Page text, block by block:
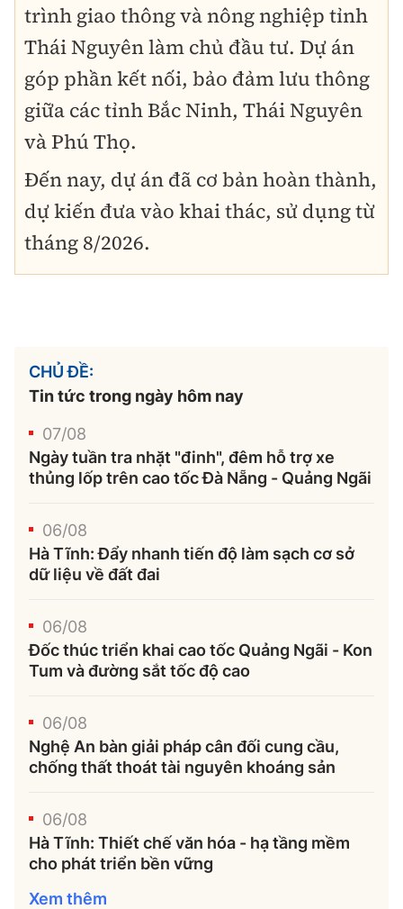
trình giao thông và nông nghiệp tỉnh
Thái Nguyên làm chủ đầu tư. Dự án
góp phần kết nối, bảo đảm lưu thông
giữa các tỉnh Bắc Ninh, Thái Nguyên
và Phú Thọ.
Đến nay, dự án đã cơ bản hoàn thành,
dự kiến đưa vào khai thác, sử dụng từ
tháng 8/2026.
CHỦ ĐỀ:
Tin tức trong ngày hôm nay
07/08
Ngày tuần tra nhặt "đinh", đêm hỗ trợ xe
thủng lốp trên cao tốc Đà Nẵng - Quảng Ngãi
06/08
Hà Tĩnh: Đẩy nhanh tiến độ làm sạch cơ sở
dữ liệu về đất đai
06/08
Đốc thúc triển khai cao tốc Quảng Ngãi - Kon
Tum và đường sắt tốc độ cao
06/08
Nghệ An bàn giải pháp cân đối cung cầu,
chống thất thoát tài nguyên khoáng sản
06/08
Hà Tĩnh: Thiết chế văn hóa - hạ tầng mềm
cho phát triển bền vững
Xem thêm